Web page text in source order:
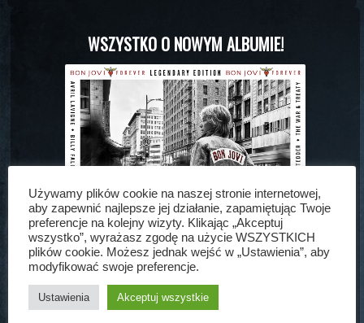
WSZYSTKO O NOWYM ALBUMIE!
Używamy plików cookie na naszej stronie internetowej,
aby zapewnić najlepsze jej działanie, zapamiętując Twoje
preferencje na kolejny wizyty. Klikając „Akceptuj
wszystko”, wyrażasz zgodę na użycie WSZYSTKICH
plików cookie. Możesz jednak wejść w „Ustawienia”, aby
modyfikować swoje preferencje.
Ustawienia Akceptuj wszystkie